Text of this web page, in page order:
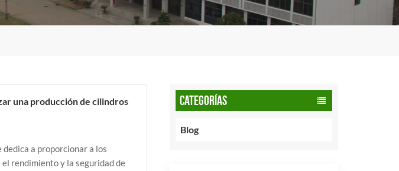
CATEGORÍAS
Blog
una producción de cilindros
a proporcionar a los
rendimiento y la seguridad de